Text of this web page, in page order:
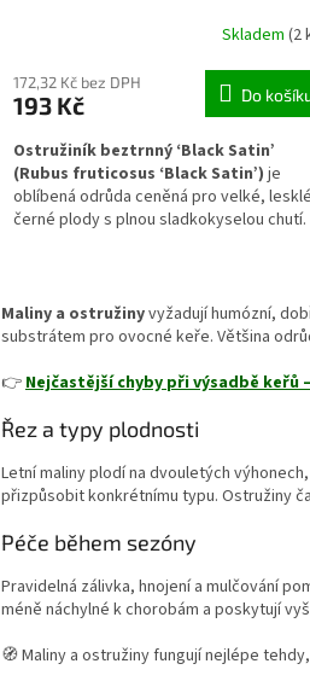
Skladem (2
172,32 Kč bez DPH
193 Kč Do
Ostružiník beztrnný ‘Black Satin’
(Rubus fruticosus ‘Black Satin’) je
oblíbená odrůda ceněná pro velké, lesklé
černé plody s plnou sladkokyselou chutí.
vhodné k vedení na opoře.
Maliny a ostružinyvyžadují humózní,
substrátem pro ovocné keře. Většina
👉 Nejčastější chyby při výsadbě keřů
Řez a typy plodnosti
Letní maliny plodí na dvouletých
přizpůsobit konkrétnímu typu. Ostružiny
Péče během sezóny
Pravidelná zálivka, hnojení a mulčování
méně náchylné k chorobám a poskytují
🧭 Maliny a ostružiny fungují nejlépe